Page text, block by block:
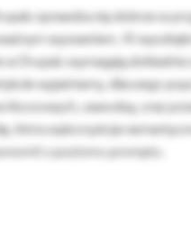
sprawdza się dobrze w
wyzwaniem. AI
Drupalu wymagają
wyjaśniamy, dlaczego
kluczowych, zawodzą, oraz
która wykorzystuje
z poziomu promptu.